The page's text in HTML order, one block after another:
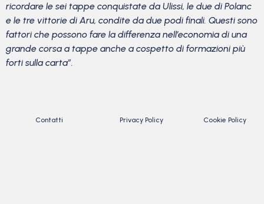
ricordare le sei tappe conquistate da Ulissi, le due di Polanc
e le tre vittorie di Aru, condite da due podi finali. Questi sono
fattori che possono fare la differenza nell’economia di una
grande corsa a tappe anche a cospetto di formazioni più
forti sulla carta”.
Contatti Privacy Policy Cookie Policy